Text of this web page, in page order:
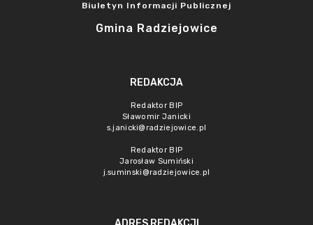
Biuletyn Informacji Publicznej
Gmina Radziejowice
REDAKCJA
Redaktor BIP
Sławomir Janicki
s.janicki@radziejowice.pl
Redaktor BIP
Jarosław Sumiński
j.suminski@radziejowice.pl